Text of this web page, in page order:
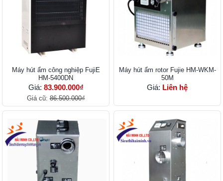
Máy hút ẩm công nghiệp FujiE
HM-5400DN
Giá: 83.900.000₫
Giá cũ:86.500.000₫
Máy hút ẩm rotor Fujie HM-WKM-
50M
Giá: Liên hệ